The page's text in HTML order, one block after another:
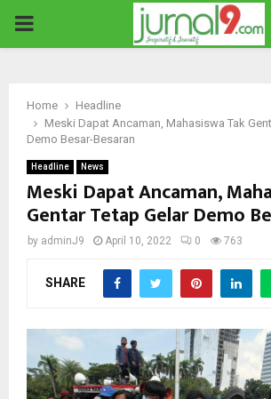
PRIMARY
Home
Headline
Meski Dapat Ancaman, Mahasiswa Tak
Demo Besar-Besaran
Headline News
Meski Dapat Ancaman,
Gentar Tetap Gelar Demo
by adminJ9 April 10, 2022 0 763
SHARE